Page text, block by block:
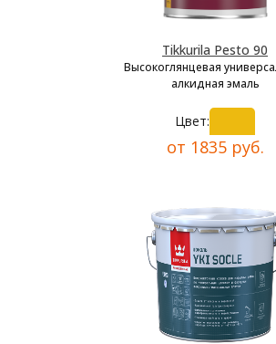
Tikkurila Pesto 90
Высокоглянцевая
алкидная эмаль
Цвет:
от 1835 руб.